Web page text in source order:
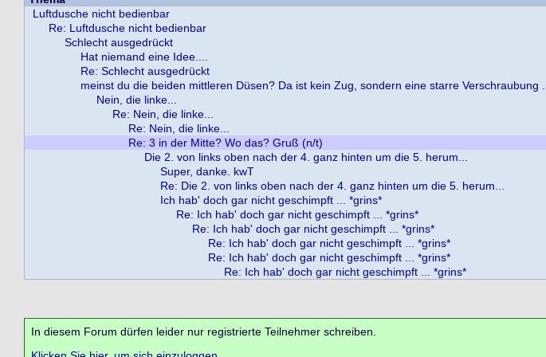
Luftdusche nicht bedienbar
Re: Luftdusche nicht bedienbar
Schlecht ausgedrückt
Hat niemand eine Idee....
Re: Schlecht ausgedrückt
meinst du die beiden mittleren Düsen? Da ist kein Zug, sondern eine starre Verschraubung ...
Nein, die linke...
Re: Nein, die linke...
Re: Nein, die linke...
Re: 3 in der Mitte? Wo das? Gruß (n/t)
Die 2. von links oben nach der 4. ganz hinten um die 5. herum...
Super, danke. kwT
Re: Die 2. von links oben nach der 4. ganz hinten um die 5. herum...
Ich hab' doch gar nicht geschimpft ... *grins*
Re: Ich hab' doch gar nicht geschimpft ... *grins*
Re: Ich hab' doch gar nicht geschimpft ... *grins*
Re: Ich hab' doch gar nicht geschimpft ... *grins*
Re: Ich hab' doch gar nicht geschimpft ... *grins*
Re: Ich hab' doch gar nicht geschimpft ... *grins*
In diesem Forum dürfen leider nur registrierte Teilnehmer schreiben.